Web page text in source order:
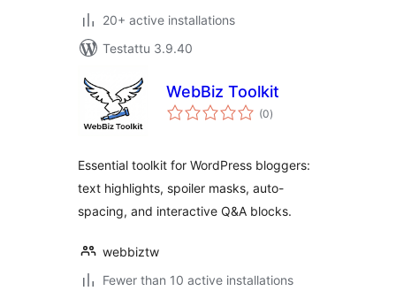
20+ active installations
Testattu 3.9.40
WebBiz Toolkit
(0arvosanat
yhteensä
)
Essential toolkit for WordPress bloggers:
text highlights, spoiler masks, auto-
spacing, and interactive Q&A blocks.
webbiztw
Fewer than 10 active installations